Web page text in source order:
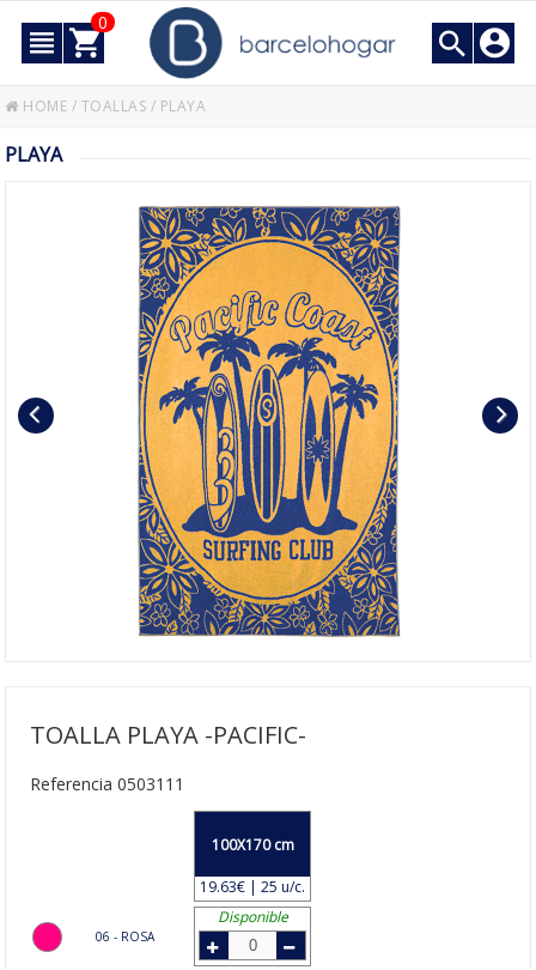
0
HOME / TOALLAS / PLAYA
PLAYA
TOALLA PLAYA -PACIFIC-
Referencia 0503111
06 - ROSA
100X170 cm
19.63€ | 25 u/c.
Disponible